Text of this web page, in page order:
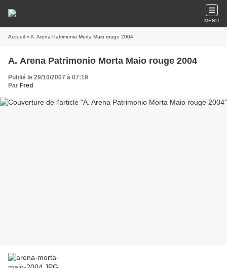
MENU
Accueil » A. Arena Patrimonio Morta Maio rouge 2004
A. Arena Patrimonio Morta Maio rouge 2004
Publié le 29/10/2007 à 07:19
Par Fred